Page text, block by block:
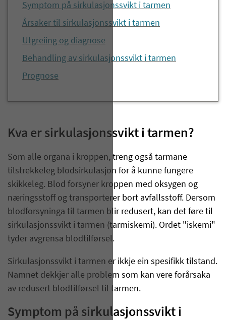
Symptom på sirkulasjonssvikt i tarmen
Årsaker til sirkulasjonssvikt i tarmen
Utgreiing og diagnose
Behandling av sirkulasjonssvikt i tarmen
Prognose
Kva er sirkulasjonssvikt i tarmen?
Som alle organa i kroppen, treng også tarmane
tilstrekkeleg blodsirkulasjon for å kunne fungere
skikkeleg. Blod forsyner kroppen med oksygen og
næringsstoff og transporterer bort avfallsstoff. Dersom
blodforsyninga til tarmen blir redusert, kan det føre til
sirkulasjonssvikt i tarmen (tarmiskemi). Ordet "iskemi"
tyder avgrensa blodtilførsel.
Sirkulasjonssvikt i tarmen er ikkje ein spesifikk tilstand.
Namnet dekkjer alle problem som kan vere forårsaka
av redusert blodtilførsel til tarmen.
Symptom på sirkulasjonssvikt i